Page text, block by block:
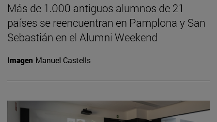
Más de 1.000 antiguos alumnos de 21
países se reencuentran en Pamplona y San
Sebastián en el Alumni Weekend
Imagen Manuel Castells